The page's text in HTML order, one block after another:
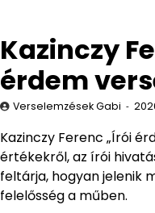
Kazinczy
érdem
Verselemzések Gabi
Kazinczy Ferenc „Írói
értékekről, az írói
feltárja, hogyan jelenik
felelősség a műben.